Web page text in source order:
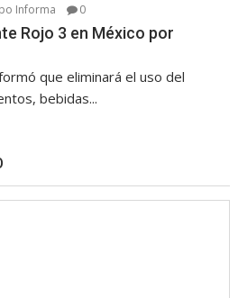
Informa 0
Rojo 3 en México por
que eliminará el uso del
bebidas...